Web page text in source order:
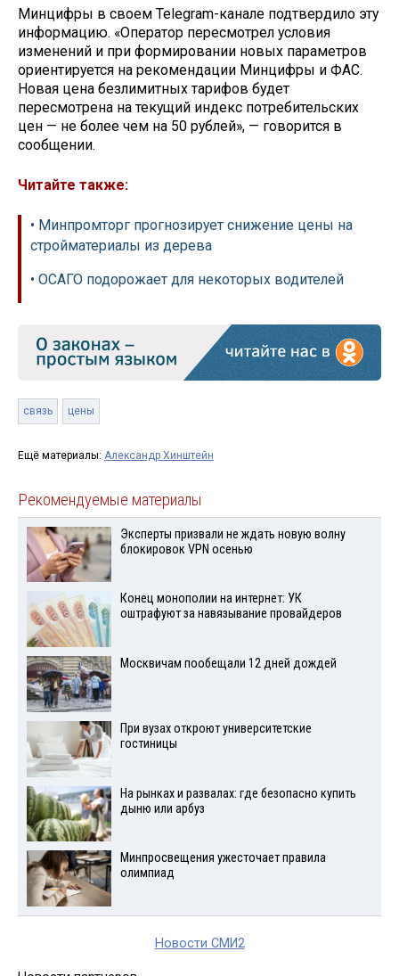
Минцифры в своем Telegram-канале подтвердило эту
информацию. «Оператор пересмотрел условия
изменений и при формировании новых параметров
ориентируется на рекомендации Минцифры и ФАС.
Новая цена безлимитных тарифов будет
пересмотрена на текущий индекс потребительских
цен — не более чем на 50 рублей», — говорится в
сообщении.
Читайте также:
• Минпромторг прогнозирует снижение цены на
стройматериалы из дерева
• ОСАГО подорожает для некоторых водителей
связь цены
Ещё материалы: Александр Хинштейн
Рекомендуемые материалы
Эксперты призвали не ждать новую волну
блокировок VPN осенью
Конец монополии на интернет: УК
оштрафуют за навязывание провайдеров
Москвичам пообещали 12 дней дождей
При вузах откроют университетские
гостиницы
На рынках и развалах: где безопасно купить
дыню или арбуз
Минпросвещения ужесточает правила
олимпиад
Новости СМИ2